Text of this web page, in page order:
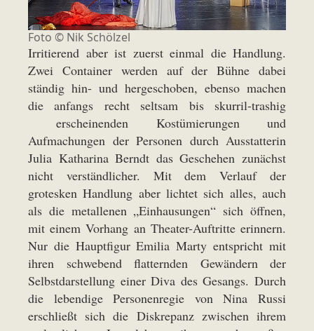
Foto © Nik Schölzel
Irritierend aber ist zuerst einmal die Handlung.
Zwei Container werden auf der Bühne dabei
ständig hin- und hergeschoben, ebenso machen
die anfangs recht seltsam bis skurril-trashig
erscheinenden Kostümierungen und
Aufmachungen der Personen durch Ausstatterin
Julia Katharina Berndt das Geschehen zunächst
nicht verständlicher. Mit dem Verlauf der
grotesken Handlung aber lichtet sich alles, auch
als die metallenen „Einhausungen“ sich öffnen,
mit einem Vorhang an Theater-Auftritte erinnern.
Nur die Hauptfigur Emilia Marty entspricht mit
ihren schwebend flatternden Gewändern der
Selbstdarstellung einer Diva des Gesangs. Durch
die lebendige Personenregie von Nina Russi
erschließt sich die Diskrepanz zwischen ihrem